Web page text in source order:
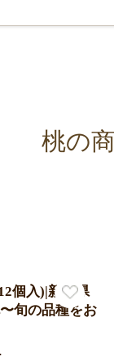
桃の
個入)|新潟県
旬の品種をお